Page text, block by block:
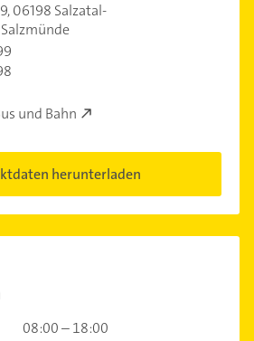
06198 Salzatal-
und Bahn
herunterladen
08:00 – 18:00